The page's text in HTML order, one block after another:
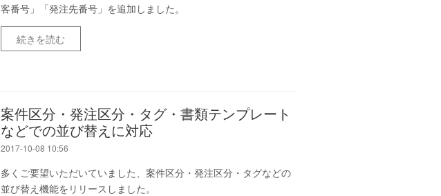
客番号」「発注先番号」を追加しました。
続きを読む
案件区分・発注区分・タグ・書類テンプレート
などでの並び替えに対応
2017-10-08 10:56
多くご要望いただいていました、案件区分・発注区分・タグなどの
並び替え機能をリリースしました。